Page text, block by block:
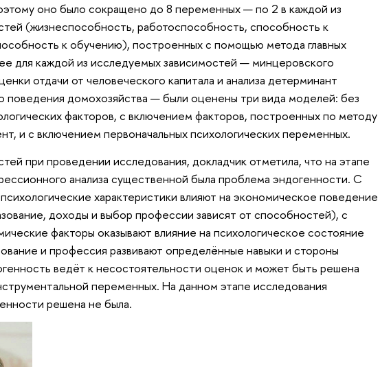
оно было сокращено до 8 переменных — по 2 в каждой из
(жизнеспособность, работоспособность, способность к
к обучению), построенных с помощью метода главных
для каждой из исследуемых зависимостей — минцеровского
отдачи от человеческого капитала и анализа детерминант
поведения домохозяйства — были оценены три вида моделей: без
факторов, с включением факторов, построенных по методу
и с включением первоначальных психологических переменных.
при проведении исследования, докладчик отметила, что на этапе
анализа существенной была проблема эндогенности. С
характеристики влияют на экономическое поведение
доходы и выбор профессии зависят от способностей), с
факторы оказывают влияние на психологическое состояние
и профессия развивают определённые навыки и стороны
ведёт к несостоятельности оценок и может быть решена
переменных. На данном этапе исследования
решена не была.